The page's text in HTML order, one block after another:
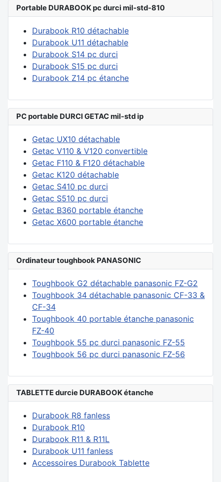
Portable DURABOOK pc durci mil-std-810
Durabook R10 détachable
Durabook U11 détachable
Durabook S14 pc durci
Durabook S15 pc durci
Durabook Z14 pc étanche
PC portable DURCI GETAC mil-std ip
Getac UX10 détachable
Getac V110 & V120 convertible
Getac F110 & F120 détachable
Getac K120 détachable
Getac S410 pc durci
Getac S510 pc durci
Getac B360 portable étanche
Getac X600 portable étanche
Ordinateur toughbook PANASONIC
Toughbook G2 détachable panasonic FZ-G2
Toughbook 34 détachable panasonic CF-33 &
CF-34
Toughbook 40 portable étanche panasonic
FZ-40
Toughbook 55 pc durci panasonic FZ-55
Toughbook 56 pc durci panasonic FZ-56
TABLETTE durcie DURABOOK étanche
Durabook R8 fanless
Durabook R10
Durabook R11 & R11L
Durabook U11 fanless
Accessoires Durabook Tablette